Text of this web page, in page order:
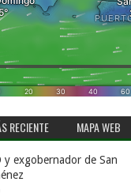
RECIENTE MAPA WEB
exgobernador de San